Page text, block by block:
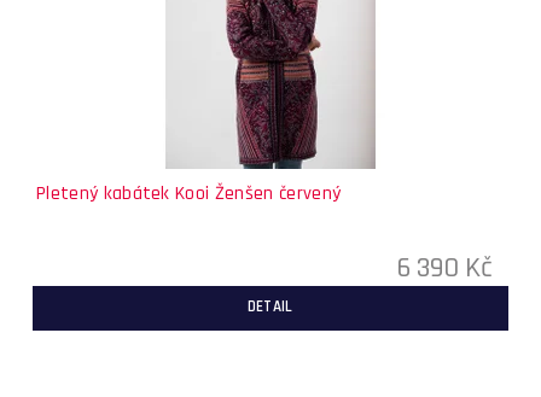
Pletený kabátek Kooi Ženšen červený
6 390 Kč
DETAIL